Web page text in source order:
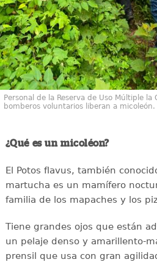
Personal de la Reserva de Uso Múltiple
bomberos voluntarios liberan a micoleón.
¿Qué es un micoléon?
El Potos flavus, también
martucha es un mamífero
familia de los mapaches y los
Tiene grandes ojos que están
un pelaje denso y amarillento-
prensil que usa con gran